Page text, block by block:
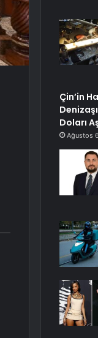
Çin’in
Doları
Ağustos